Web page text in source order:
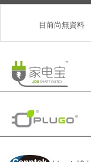
目前尚無資料